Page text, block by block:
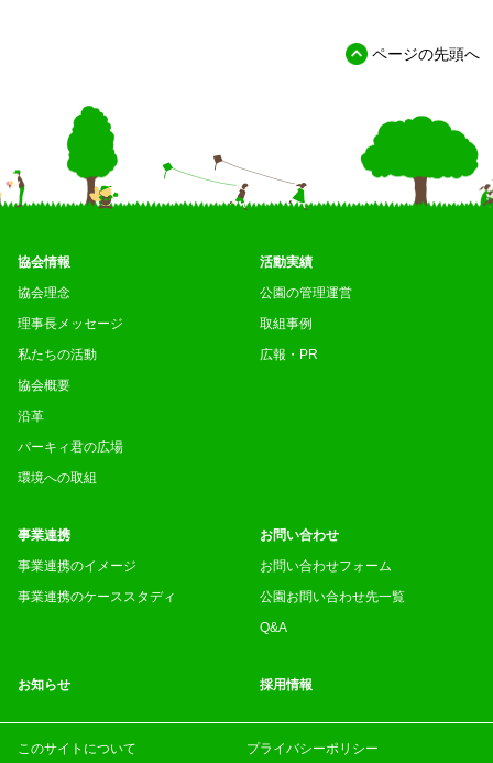
ページの先頭へ
協会情報
協会理念
理事長メッセージ
私たちの活動
協会概要
沿革
パーキィ君の広場
環境への取組
活動実績
公園の管理運営
取組事例
広報・PR
事業連携
事業連携のイメージ
事業連携のケーススタディ
お問い合わせ
お問い合わせフォーム
公園お問い合わせ先一覧
Q&A
お知らせ 採用情報
このサイトについて プライバシーポリシー